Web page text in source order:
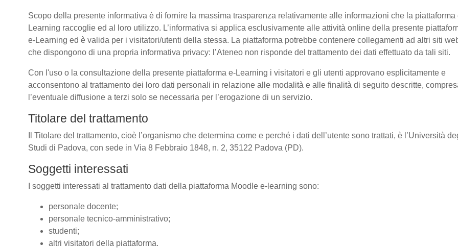
Scopo della presente informativa è di fornire la massima trasparenza relativamente alle informazioni che la piattaforma
Learning raccoglie ed al loro utilizzo. L’informativa si applica esclusivamente alle attività online della presente
e-Learning ed è valida per i visitatori/utenti della stessa. La piattaforma potrebbe contenere collegamenti ad altri siti
che dispongono di una propria informativa privacy: l’Ateneo non risponde del trattamento dei dati effettuato da tali siti.
Con l'uso o la consultazione della presente piattaforma e-Learning i visitatori e gli utenti approvano esplicitamente e
acconsentono al trattamento dei loro dati personali in relazione alle modalità e alle finalità di seguito descritte,
l’eventuale diffusione a terzi solo se necessaria per l’erogazione di un servizio.
Titolare del trattamento
Il Titolare del trattamento, cioè l’organismo che determina come e perché i dati dell’utente sono trattati, è l’Università
Studi di Padova, con sede in Via 8 Febbraio 1848, n. 2, 35122 Padova (PD).
Soggetti interessati
I soggetti interessati al trattamento dati della piattaforma Moodle e-learning sono:
personale docente;
personale tecnico-amministrativo;
studenti;
altri visitatori della piattaforma.